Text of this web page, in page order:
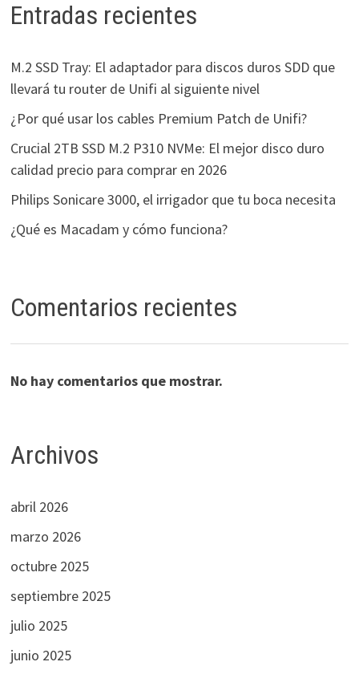
Entradas recientes
M.2 SSD Tray: El adaptador para discos duros SDD que
llevará tu router de Unifi al siguiente nivel
¿Por qué usar los cables Premium Patch de Unifi?
Crucial 2TB SSD M.2 P310 NVMe: El mejor disco duro
calidad precio para comprar en 2026
Philips Sonicare 3000, el irrigador que tu boca necesita
¿Qué es Macadam y cómo funciona?
Comentarios recientes
No hay comentarios que mostrar.
Archivos
abril 2026
marzo 2026
octubre 2025
septiembre 2025
julio 2025
junio 2025